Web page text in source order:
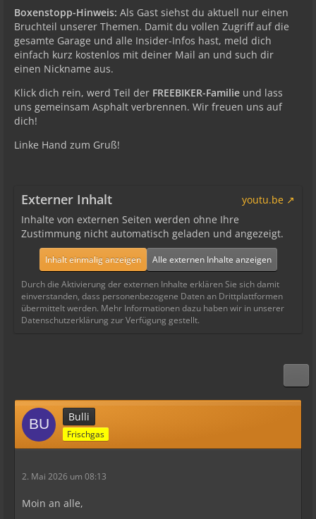
Boxenstopp-Hinweis: Als Gast siehst du aktuell nur einen
Bruchteil unserer Themen. Damit du vollen Zugriff auf die
gesamte Garage und alle Insider-Infos hast, meld dich
einfach kurz kostenlos mit deiner Mail an und such dir
einen Nickname aus.
Klick dich rein, werd Teil der FREEBIKER-Familie und lass
uns gemeinsam Asphalt verbrennen. Wir freuen uns auf
dich!
Linke Hand zum Gruß!
Externer Inhalt
youtu.be
Inhalte von externen Seiten werden ohne Ihre
Zustimmung nicht automatisch geladen und angezeigt.
Inhalt einmalig anzeigen Alle externen Inhalte anzeigen
Durch die Aktivierung der externen Inhalte erklären Sie sich damit
einverstanden, dass personenbezogene Daten an Drittplattformen
übermittelt werden. Mehr Informationen dazu haben wir in unserer
Datenschutzerklärung zur Verfügung gestellt.
Bulli
Frischgas
2. Mai 2026 um 08:13
Moin an alle,